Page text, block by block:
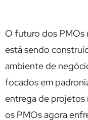
O futuro dos
está sendo
ambiente de
focados em
entrega de projetos
os PMOs agora